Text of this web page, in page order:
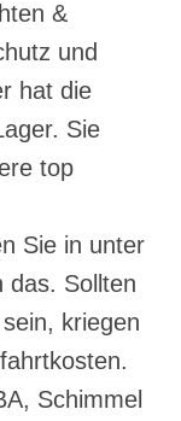
&
und
hat die
Sie
top
Sie in unter
das. Sollten
kriegen
Schimmel